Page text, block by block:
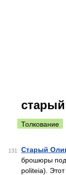
старый
Толкование
131 Старый
брошюры под
politeia).